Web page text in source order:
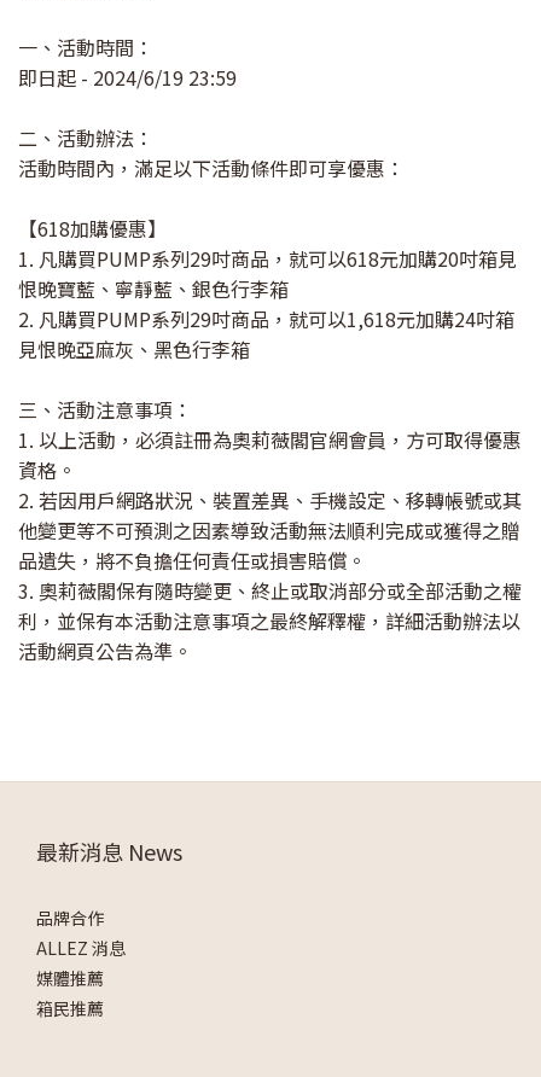
一、活動時間：
即日起 - 2024/6/19 23:59
二、活動辦法：
活動時間內，滿足以下活動條件即可享優惠：
【618加購優惠】
1. 凡購買PUMP系列29吋商品，就可以618元加購20吋箱見
恨晚寶藍、寧靜藍、銀色行李箱
2. 凡購買PUMP系列29吋商品，就可以1,618元加購24吋箱
見恨晚亞麻灰、黑色行李箱
三、活動注意事項：
1. 以上活動，必須註冊為奧莉薇閣官網會員，方可取得優惠
資格。
2. 若因用戶網路狀況、裝置差異、手機設定、移轉帳號或其
他變更等不可預測之因素導致活動無法順利完成或獲得之贈
品遺失，將不負擔任何責任或損害賠償。
3. 奧莉薇閣保有隨時變更、終止或取消部分或全部活動之權
利，並保有本活動注意事項之最終解釋權，詳細活動辦法以
活動網頁公告為準。
最新消息 News
品牌合作
ALLEZ 消息
媒體推薦
箱民推薦